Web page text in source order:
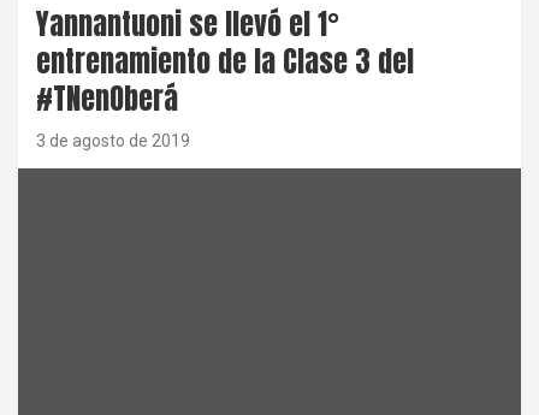
Yannantuoni se llevó el 1°
entrenamiento de la Clase 3 del
#TNenOberá
3 de agosto de 2019